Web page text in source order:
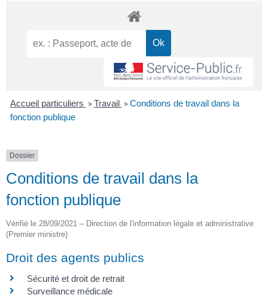
Accueil particuliers > Travail > Conditions de travail dans la
fonction publique
Dossier
Conditions de travail dans la
fonction publique
Vérifié le 28/09/2021 – Direction de l'information légale et administrative
(Premier ministre)
Droit des agents publics
Sécurité et droit de retrait
Surveillance médicale